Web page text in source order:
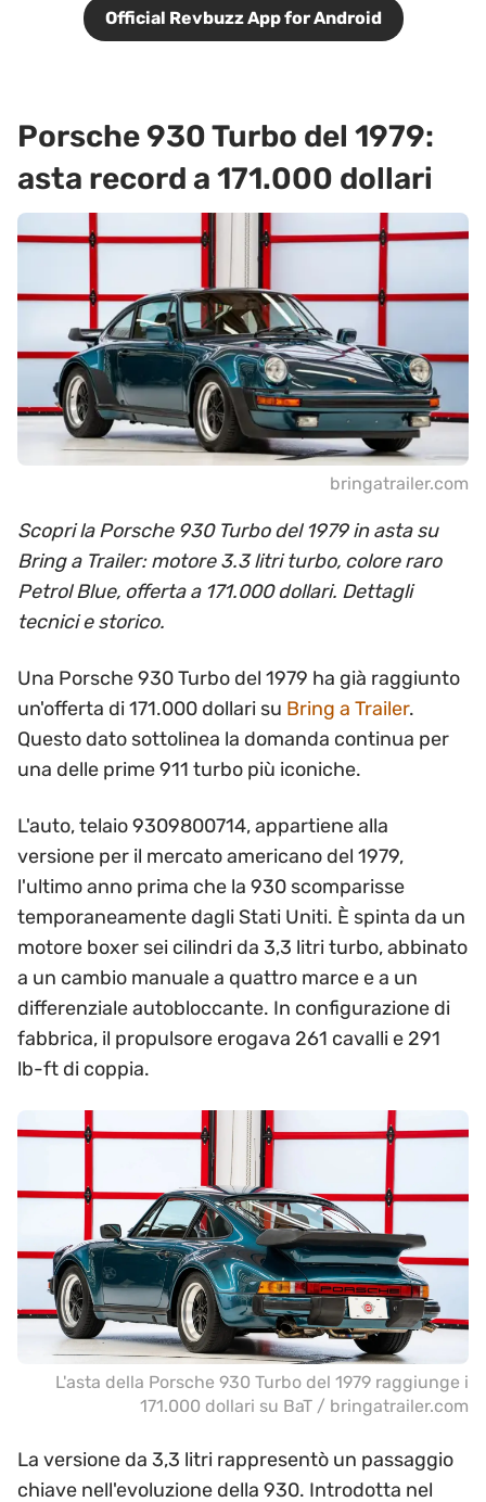
Official Revbuzz App for Android
Porsche 930 Turbo del 1979:
asta record a 171.000 dollari
bringatrailer.com
Scopri la Porsche 930 Turbo del 1979 in asta su
Bring a Trailer: motore 3.3 litri turbo, colore raro
Petrol Blue, offerta a 171.000 dollari. Dettagli
tecnici e storico.
Una Porsche 930 Turbo del 1979 ha già raggiunto
un'offerta di 171.000 dollari su Bring a Trailer.
Questo dato sottolinea la domanda continua per
una delle prime 911 turbo più iconiche.
L'auto, telaio 9309800714, appartiene alla
versione per il mercato americano del 1979,
l'ultimo anno prima che la 930 scomparisse
temporaneamente dagli Stati Uniti. È spinta da un
motore boxer sei cilindri da 3,3 litri turbo, abbinato
a un cambio manuale a quattro marce e a un
differenziale autobloccante. In configurazione di
fabbrica, il propulsore erogava 261 cavalli e 291
lb-ft di coppia.
L'asta della Porsche 930 Turbo del 1979 raggiunge i
171.000 dollari su BaT / bringatrailer.com
La versione da 3,3 litri rappresentò un passaggio
chiave nell'evoluzione della 930. Introdotta nel